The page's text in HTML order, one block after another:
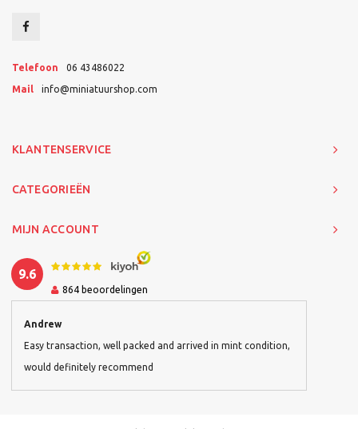
Telefoon 06 43486022
Mail info@miniatuurshop.com
KLANTENSERVICE
CATEGORIEËN
MIJN ACCOUNT
9.6
864 beoordelingen
Andrew
Easy transaction, well packed and arrived in mint condition,
would definitely recommend